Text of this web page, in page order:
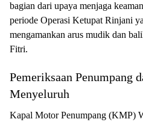
bagian dari upaya menjaga
periode Operasi Ketupat Rinjani
mengamankan arus mudik dan
Fitri.
Pemeriksaan Penumpang
Menyeluruh
Kapal Motor Penumpang (KMP)